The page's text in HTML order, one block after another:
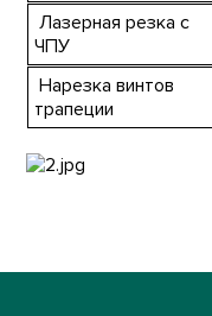
Лазерная резка с
ЧПУ
Нарезка винтов
трапеции